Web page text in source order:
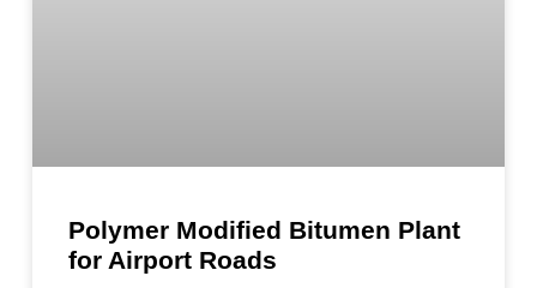
Polymer Modified Bitumen Plant
for Airport Roads